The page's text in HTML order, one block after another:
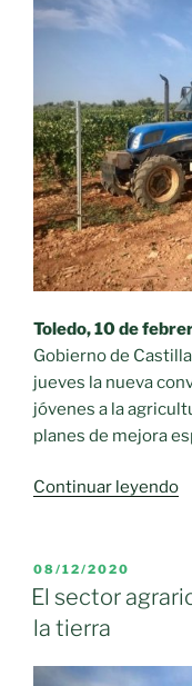
Toledo, 10 de
Gobierno de
jueves la nueva
jóvenes a la
planes de mejora
Continuar leyendo«El
PUBLICADO
EL
08/12/2020
El sector
la tierra